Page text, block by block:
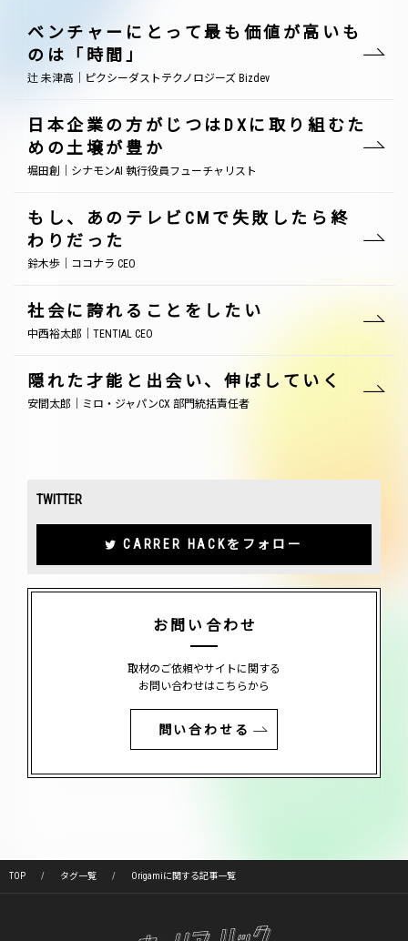
ベンチャーにとって最も価値が高いも
のは「時間」
辻 未津高｜ピクシーダストテクノロジーズ Bizdev
日本企業の方がじつはDXに取り組むた
めの土壌が豊か
堀田創｜シナモンAI 執行役員フューチャリスト
もし、あのテレビCMで失敗したら終
わりだった
鈴木歩｜ココナラ CEO
社会に誇れることをしたい
中西裕太郎｜TENTIAL CEO
隠れた才能と出会い、伸ばしていく
安間太郎｜ミロ・ジャパンCX 部門統括責任者
TWITTER
CARRER HACKをフォロー
お問い合わせ
取材のご依頼やサイトに関する
お問い合わせはこちらから
問い合わせる
TOP タグ一覧 Origamiに関する記事一覧